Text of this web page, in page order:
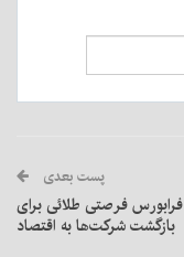
پست بعدی
فرابورس فرصتی طلائی برای
بازگشت شرکت‌ها به اقتصاد